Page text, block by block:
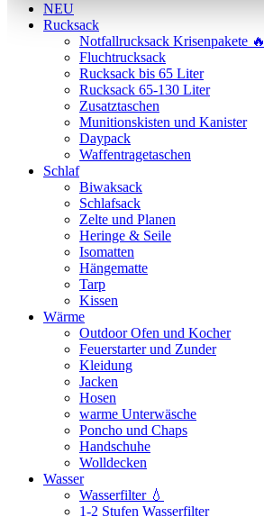
NEU
Rucksack
Notfallrucksack Krisenpakete 🔥
Fluchtrucksack
Rucksack bis 65 Liter
Rucksack 65-130 Liter
Zusatztaschen
Munitionskisten und Kanister
Daypack
Waffentragetaschen
Schlaf
Biwaksack
Schlafsack
Zelte und Planen
Heringe & Seile
Isomatten
Hängematte
Tarp
Kissen
Wärme
Outdoor Ofen und Kocher
Feuerstarter und Zunder
Kleidung
Jacken
Hosen
warme Unterwäsche
Poncho und Chaps
Handschuhe
Wolldecken
Wasser
Wasserfilter 💧
1-2 Stufen Wasserfilter